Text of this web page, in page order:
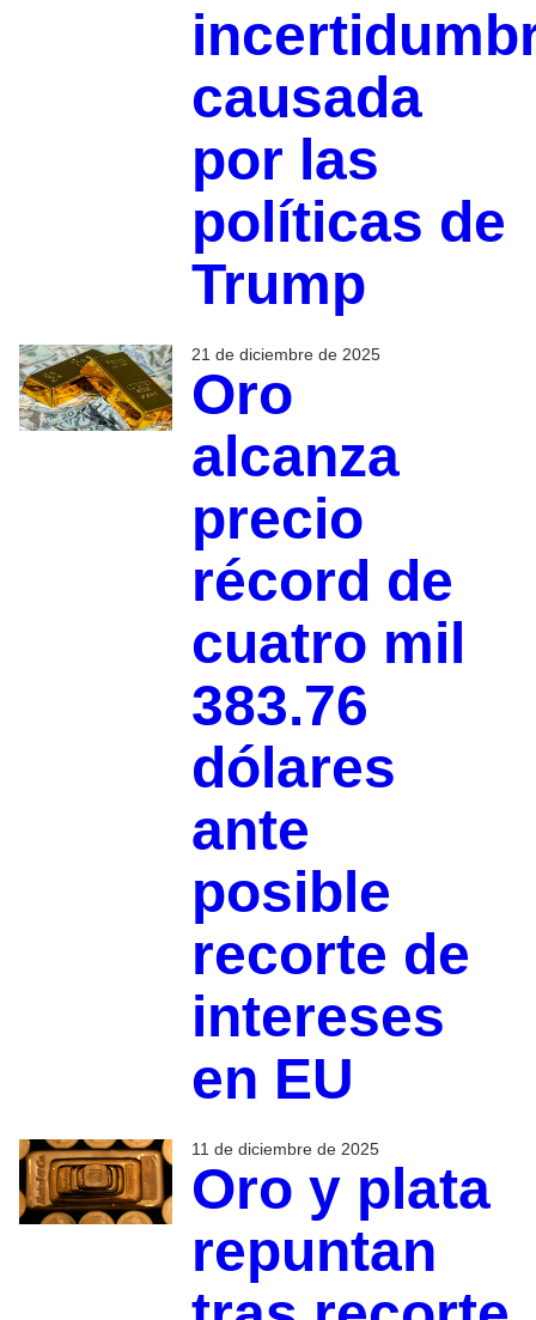
causada
por las
políticas de
Trump
21 de diciembre de 2025
Oro
alcanza
precio
récord de
cuatro mil
383.76
dólares
ante
posible
recorte de
intereses
en EU
11 de diciembre de 2025
Oro y plata
repuntan